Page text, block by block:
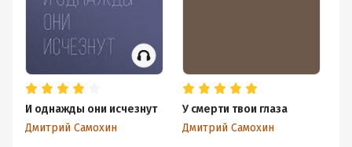
И однажды они исчезнут
Дмитрий Самохин
У смерти твои глаза
Дмитрий Самохин